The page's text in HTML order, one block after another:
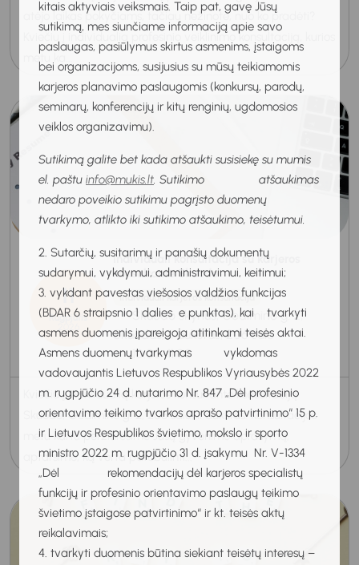
kitais aktyviais veiksmais. Taip pat, gavę Jūsų
sutikimą, mes siunčiame informaciją apie savo
paslaugas, pasiūlymus skirtus asmenims, įstaigoms
bei organizacijoms, susijusius su mūsų teikiamomis
karjeros planavimo paslaugomis (konkursų, parodų,
seminarų, konferencijų ir kitų renginių, ugdomosios
veiklos organizavimu).
Sutikimą galite bet kada atšaukti susisiekę su mumis
el. paštu info@mukis.lt. Sutikimo atšaukimas
nedaro poveikio sutikimu pagrįsto duomenų
tvarkymo, atlikto iki sutikimo atšaukimo, teisėtumui.
2. Sutarčių, susitarimų ir panašių dokumentų
sudarymui, vykdymui, administravimui, keitimui;
3. vykdant pavestas viešosios valdžios funkcijas
(BDAR 6 straipsnio 1 dalies e punktas), kai tvarkyti
asmens duomenis įpareigoja atitinkami teisės aktai.
Asmens duomenų tvarkymas vykdomas
vadovaujantis Lietuvos Respublikos Vyriausybės 2022
m. rugpjūčio 24 d. nutarimo Nr. 847 „Dėl profesinio
orientavimo teikimo tvarkos aprašo patvirtinimo“ 15 p.
ir Lietuvos Respublikos švietimo, mokslo ir sporto
ministro 2022 m. rugpjūčio 31 d. įsakymu Nr. V-1334
„Dėl rekomendacijų dėl karjeros specialistų
funkcijų ir profesinio orientavimo paslaugų teikimo
švietimo įstaigose patvirtinimo“ ir kt. teisės aktų
reikalavimais;
4. tvarkyti duomenis būtina siekiant teisėtų interesų –
atėjo laikas pokyčiams, tačiau nežinote, nuo ko pradėti?
Kviečiu į individualią profesinio veiklinimo konsultaciją, kurios
metu ka...
11
Rugpjūtis
Individuali konsultacija su karjeros
konsultante Skuode
Individuali karjeros konsultacija
Skuodo skyrius, Gedimino g. 2,
Skuodas, II aukštas, 206 salė
10:00-11:00
Kviečiu į individualią karjeros konsultanto konsultaciją
Skuode, Gedimino g. 2, 206 salė, II aukštas. Konsultacijos
metu kartu peržiūrėsime Jūsų gyvenimo aprašymą,
aptarsime, ką verta patobulinti...